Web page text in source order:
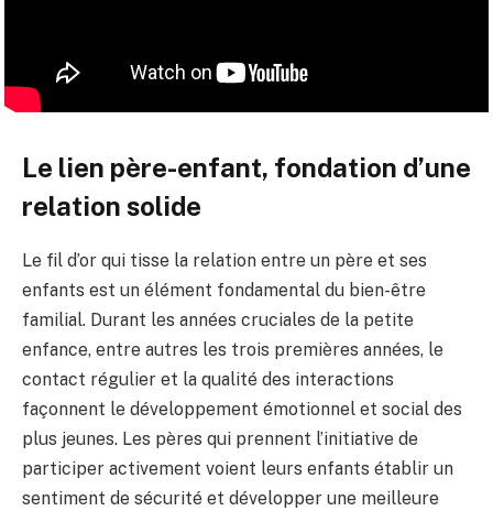
Le lien père-enfant, fondation d’une
relation solide
Le fil d’or qui tisse la relation entre un père et ses
enfants est un élément fondamental du bien-être
familial. Durant les années cruciales de la petite
enfance, entre autres les trois premières années, le
contact régulier et la qualité des interactions
façonnent le développement émotionnel et social des
plus jeunes. Les pères qui prennent l’initiative de
participer activement voient leurs enfants établir un
sentiment de sécurité et développer une meilleure